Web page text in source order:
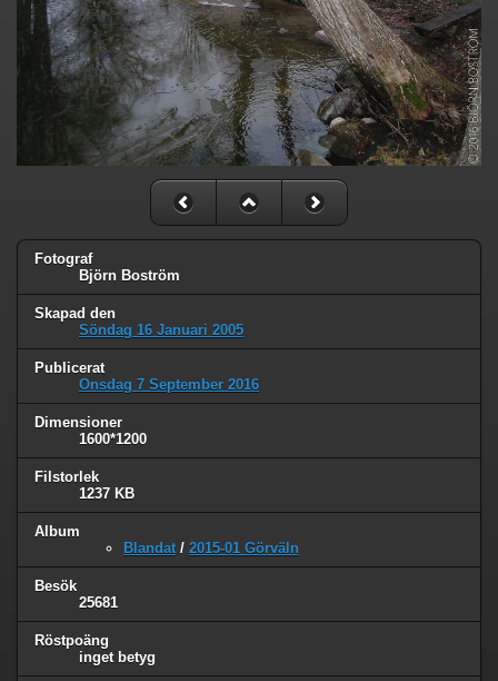
Fotograf
Björn Boström
Skapad den
Söndag 16 Januari 2005
Publicerat
Onsdag 7 September 2016
Dimensioner
1600*1200
Filstorlek
1237 KB
Album
Blandat / 2015-01 Görväln
Besök
25681
Röstpoäng
inget betyg